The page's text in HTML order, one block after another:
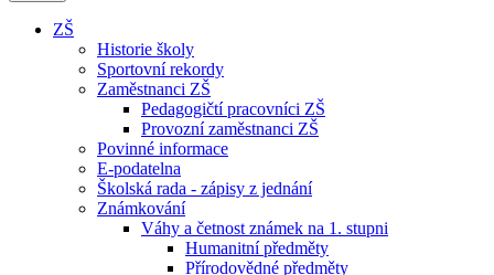
ZŠ
Historie školy
Sportovní rekordy
Zaměstnanci ZŠ
Pedagogičtí pracovníci ZŠ
Provozní zaměstnanci ZŠ
Povinné informace
E-podatelna
Školská rada - zápisy z jednání
Známkování
Váhy a četnost známek na 1. stupni
Humanitní předměty
Přírodovědné předměty